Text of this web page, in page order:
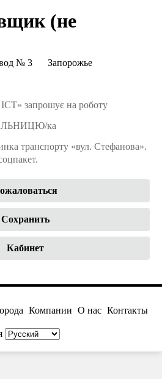
(не
№ 3
Запорожье
запрошує на роботу
ка
транспорту «вул. Стефанова».
Сохранить
Кабинет
Компании О нас Контакты